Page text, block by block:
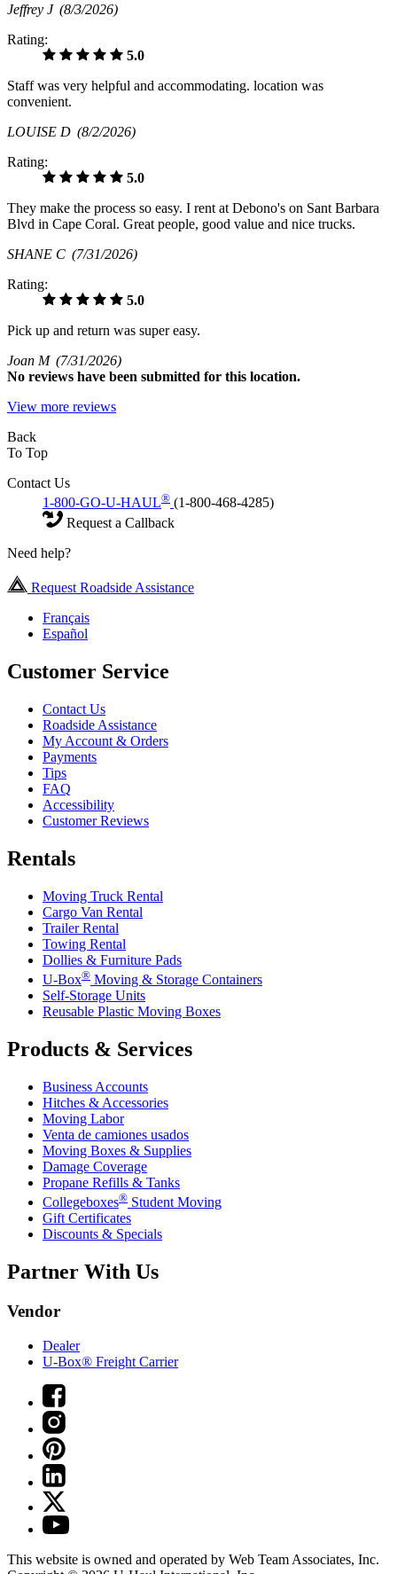
Jeffrey J (8/3/2026)
Rating:
5.0
Staff was very helpful and accommodating. location was
convenient.
LOUISE D (8/2/2026)
Rating:
5.0
They make the process so easy. I rent at Debono's on Sant Barbara
Blvd in Cape Coral. Great people, good value and nice trucks.
SHANE C (7/31/2026)
Rating:
5.0
Pick up and return was super easy.
Joan M (7/31/2026)
No reviews have been submitted for this location.
View more reviews
Back
To Top
Contact Us
1-800-GO-U-HAUL® (1-800-468-4285)
Request a Callback
Need help?
Request Roadside Assistance
Français
Español
Customer Service
Contact Us
Roadside Assistance
My Account & Orders
Payments
Tips
FAQ
Accessibility
Customer Reviews
Rentals
Moving Truck Rental
Cargo Van Rental
Trailer Rental
Towing Rental
Dollies & Furniture Pads
U-Box® Moving & Storage Containers
Self-Storage Units
Reusable Plastic Moving Boxes
Products & Services
Business Accounts
Hitches & Accessories
Moving Labor
Venta de camiones usados
Moving Boxes & Supplies
Damage Coverage
Propane Refills & Tanks
Collegeboxes® Student Moving
Gift Certificates
Discounts & Specials
Partner With Us
Vendor
Dealer
U-Box® Freight Carrier
This website is owned and operated by Web Team Associates, Inc.